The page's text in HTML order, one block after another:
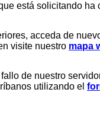
está solicitando
acceda de
visite nuestro mapa
de nuestro
utilizando el